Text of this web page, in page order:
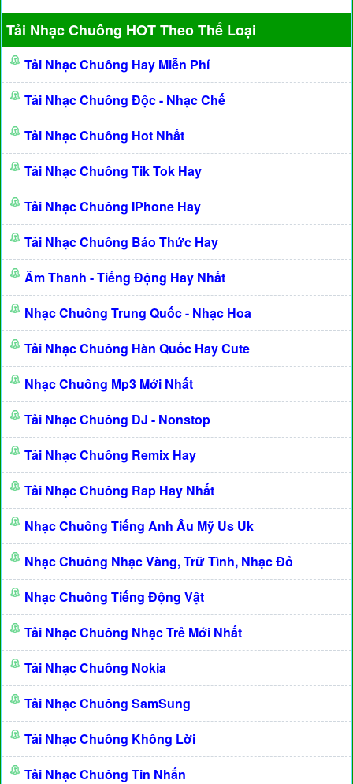
Tải Nhạc Chuông HOT Theo Thể Loại
Tải Nhạc Chuông Hay Miễn Phí
Tải Nhạc Chuông Độc - Nhạc Chế
Tải Nhạc Chuông Hot Nhất
Tải Nhạc Chuông Tik Tok Hay
Tải Nhạc Chuông IPhone Hay
Tải Nhạc Chuông Báo Thức Hay
Âm Thanh - Tiếng Động Hay Nhất
Nhạc Chuông Trung Quốc - Nhạc Hoa
Tải Nhạc Chuông Hàn Quốc Hay Cute
Nhạc Chuông Mp3 Mới Nhất
Tải Nhạc Chuông DJ - Nonstop
Tải Nhạc Chuông Remix Hay
Tải Nhạc Chuông Rap Hay Nhất
Nhạc Chuông Tiếng Anh Âu Mỹ Us Uk
Nhạc Chuông Nhạc Vàng, Trữ Tình, Nhạc Đỏ
Nhạc Chuông Tiếng Động Vật
Tải Nhạc Chuông Nhạc Trẻ Mới Nhất
Tải Nhạc Chuông Nokia
Tải Nhạc Chuông SamSung
Tải Nhạc Chuông Không Lời
Tải Nhạc Chuông Tin Nhắn